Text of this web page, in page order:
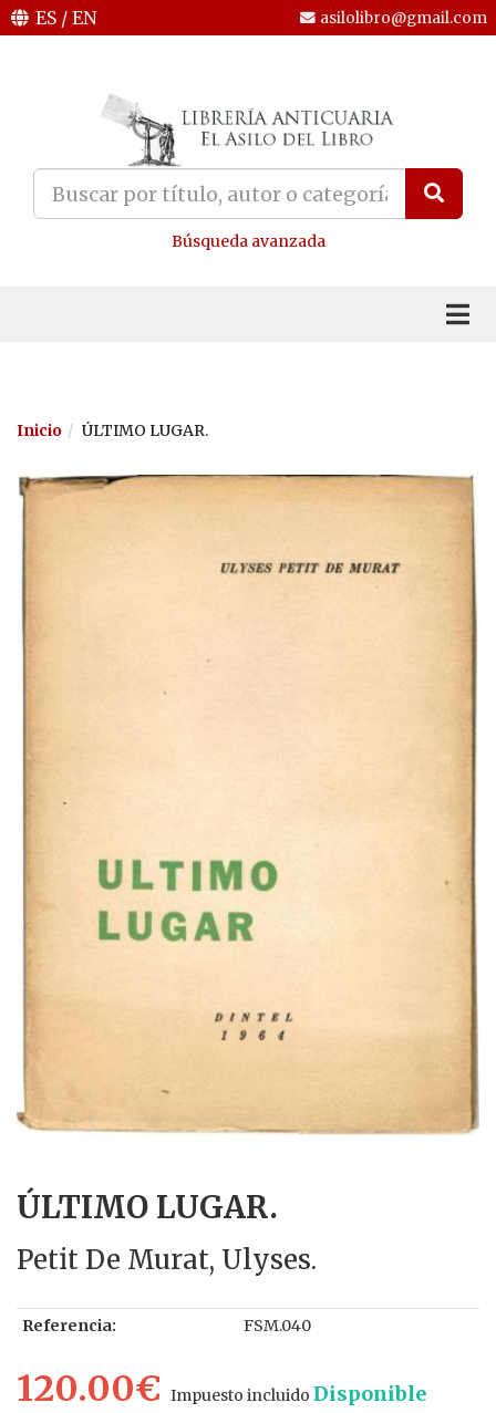
ES / EN asilolibro@gmail.com
Búsqueda avanzada
Inicio ÚLTIMO LUGAR.
ÚLTIMO LUGAR.
Petit De Murat, Ulyses.
Referencia: FSM.040
120.00€ Impuesto incluido Disponible